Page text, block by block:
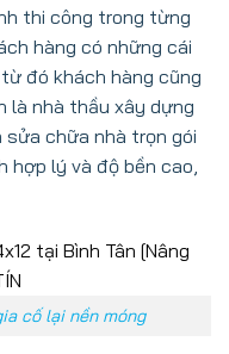
thi công trong từng
hàng có những cái
đó khách hàng cũng
là nhà thầu xây dựng
sửa chữa nhà trọn gói
hợp lý và độ bền cao,
cố lại nền móng